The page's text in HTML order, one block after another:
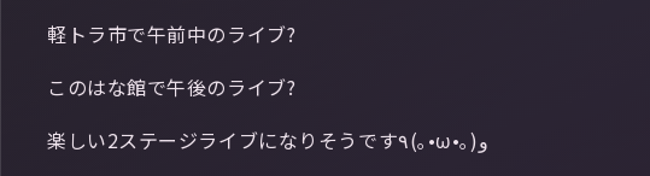
軽トラ市で午前中のライブ?
このはな館で午後のライブ?
楽しい2ステージライブになりそうです٩(｡•ω•｡) و